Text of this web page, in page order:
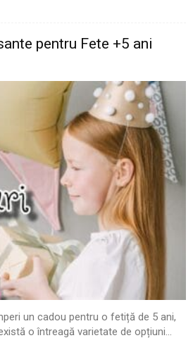
pentru Fete +5 ani
un cadou pentru o fetiță de 5 ani,
o întreagă varietate de opțiuni...